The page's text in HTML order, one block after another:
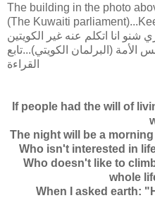
The building in the photo
(The Kuwaiti
(البرلمان الكويتي)...تابع
القراءة
If people had the will of
The night will be a
Who isn't interested in
Who doesn't like to
whole
When I asked earth: